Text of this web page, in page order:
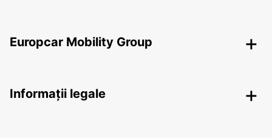
Europcar Mobility Group
Informații legale